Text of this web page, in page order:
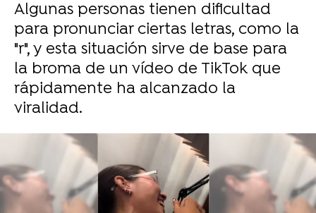
Algunas personas tienen dificultad
para pronunciar ciertas letras, como la
"r", y esta situación sirve de base para
la broma de un vídeo de TikTok que
rápidamente ha alcanzado la
viralidad.
FOTO: TikTok /@___borja__
¿Marketing o realidad? Xavibo se viraliza en
TikTok con un extraño vídeo en el centro de
Madrid